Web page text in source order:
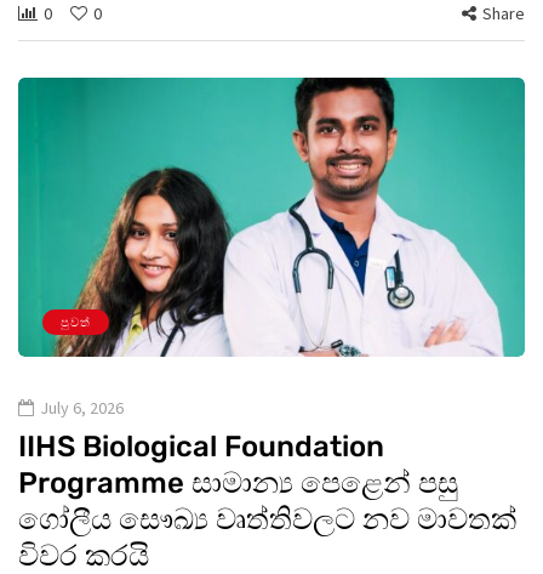
0 0 Share
පුවත්
July 6, 2026
IIHS Biological Foundation
Programme සාමාන්‍ය පෙළෙන් පසු
ගෝලීය සෞඛ්‍ය වෘත්තිවලට නව මාවතක්
විවර කරයි